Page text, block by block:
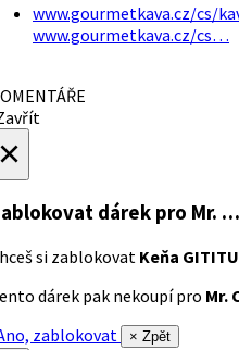
www.gourmetkava.cz/cs/
www.gourmetkava.cz/cs…
dárek pro Mr. …
si zablokovat Keňa
dárek pak nekoupí pro Mr.
zablokovat
× Zpět